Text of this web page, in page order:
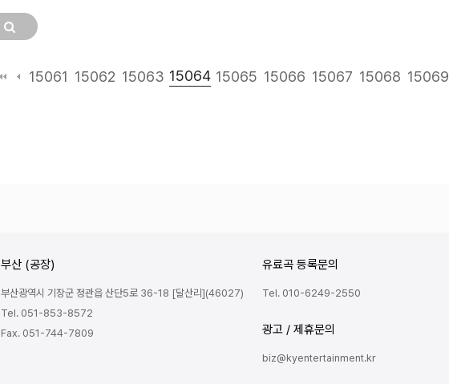
15061 15062 15063 15064 15065 15066 15067 15068 15069
다음맨끝
부산 (공장)
부산광역시 기장군 정관읍 산단5로 36-18 [달산리](46027)
Tel. 051-853-8572
Fax. 051-744-7809
유료곡 등록문의
Tel. 010-6249-2550
광고 / 제휴문의
biz@kyentertainment.kr